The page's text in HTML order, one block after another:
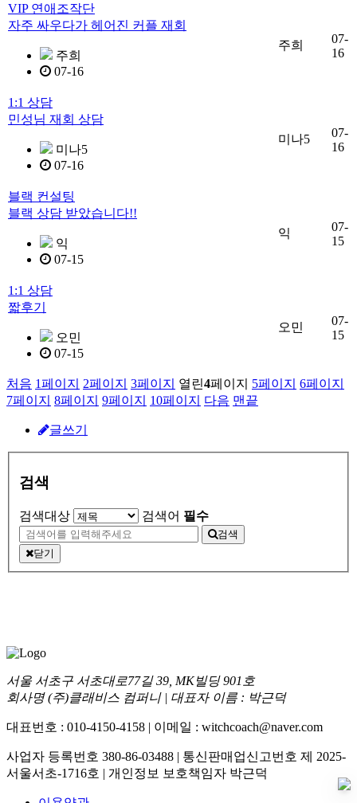
VIP 연애조작단
자주 싸우다가 헤어진 커플 재회
주희
07-16
주희
07-
16
1:1 상담
민성님 재회 상담
미나5
07-16
미나5
07-
16
블랙 컨설팅
블랙 상담 받았습니다!!
익
07-15
익
07-
15
1:1 상담
짧후기
오민
07-15
오민
07-
15
처음 1페이지 2페이지 3페이지 열린4페이지 5페이지 6페이지
7페이지 8페이지 9페이지 10페이지 다음 맨끝
글쓰기
검색
검색대상 검색어 필수
검색
닫기
서울 서초구 서초대로77길 39, MK빌딩 901호
회사명 (주)클래비스 컴퍼니 | 대표자 이름 : 박근덕
대표번호 : 010-4150-4158 | 이메일 : witchcoach@naver.com
사업자 등록번호 380-86-03488 | 통신판매업신고번호 제 2025-
서울서초-1716호 | 개인정보 보호책임자 박근덕